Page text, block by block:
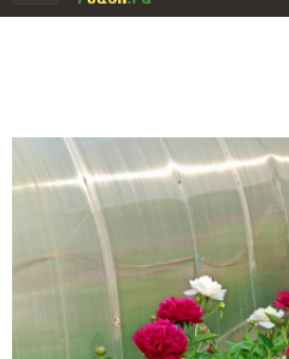
Все публикации
Сейчас обсуждают